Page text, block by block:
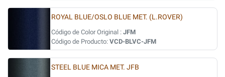
ROYAL BLUE/OSLO BLUE MET. (L.ROVER)
Código de Color Original : JFM
Código de Producto: VCD-BLVC-JFM
STEEL BLUE MICA MET. JFB